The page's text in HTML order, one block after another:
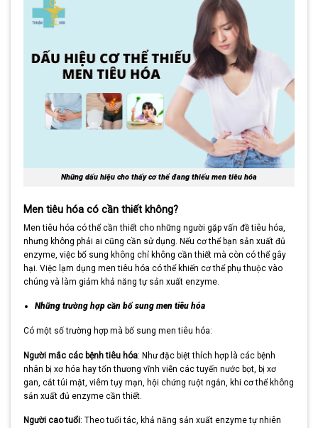
Những dấu hiệu cho thấy cơ thể đang thiếu men tiêu hóa
Men tiêu hóa có cần thiết không?
Men tiêu hóa có thể cần thiết cho những người gặp vấn đề tiêu hóa,
nhưng không phải ai cũng cần sử dụng. Nếu cơ thể bạn sản xuất đủ
enzyme, việc bổ sung không chỉ không cần thiết mà còn có thể gây
hại. Việc lạm dụng men tiêu hóa có thể khiến cơ thể phụ thuộc vào
chúng và làm giảm khả năng tự sản xuất enzyme.
Những trường hợp cần bổ sung men tiêu hóa
Có một số trường hợp mà bổ sung men tiêu hóa:
Người mắc các bệnh tiêu hóa: Như đặc biệt thích hợp là các bệnh
nhân bị xơ hóa hay tổn thương vĩnh viễn các tuyến nước bọt, bị xơ
gan, cắt túi mật, viêm tụy mạn, hội chứng ruột ngắn, khi cơ thể không
sản xuất đủ enzyme cần thiết.
Người cao tuổi: Theo tuổi tác, khả năng sản xuất enzyme tự nhiên